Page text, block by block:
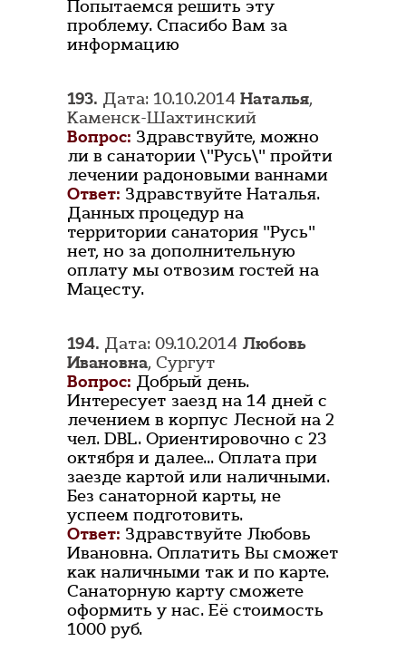
Попытаемся решить эту
проблему. Спасибо Вам за
информацию
193. Дата: 10.10.2014 Наталья,
Каменск-Шахтинский
Вопрос: Здравствуйте, можно
ли в санатории \"Русь\" пройти
лечении радоновыми ваннами
Ответ: Здравствуйте Наталья.
Данных процедур на
территории санатория "Русь"
нет, но за дополнительную
оплату мы отвозим гостей на
Мацесту.
194. Дата: 09.10.2014 Любовь
Ивановна, Сургут
Вопрос: Добрый день.
Интересует заезд на 14 дней с
лечением в корпус Лесной на 2
чел. DBL. Ориентировочно с 23
октября и далее... Оплата при
заезде картой или наличными.
Без санаторной карты, не
успеем подготовить.
Ответ: Здравствуйте Любовь
Ивановна. Оплатить Вы сможет
как наличными так и по карте.
Санаторную карту сможете
оформить у нас. Её стоимость
1000 руб.